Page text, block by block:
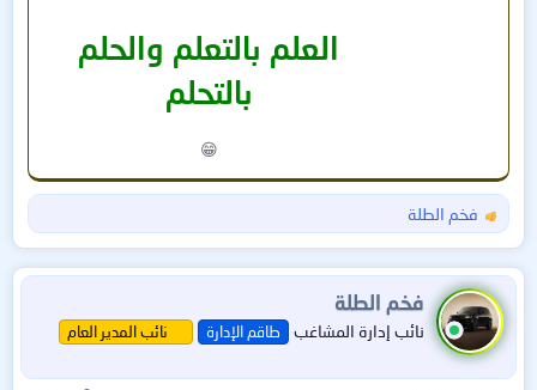
العلم بالتعلم والحلم
بالتحلم
😁​
ل
ت
ف
ا
ع
ا
فخم الطلة
فخم الطلة
نائب إدارة المشاغب طاقم الإدارة نائب المدير العام